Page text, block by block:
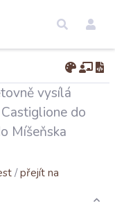
vysílá
do
Míšeňska
/přejít na